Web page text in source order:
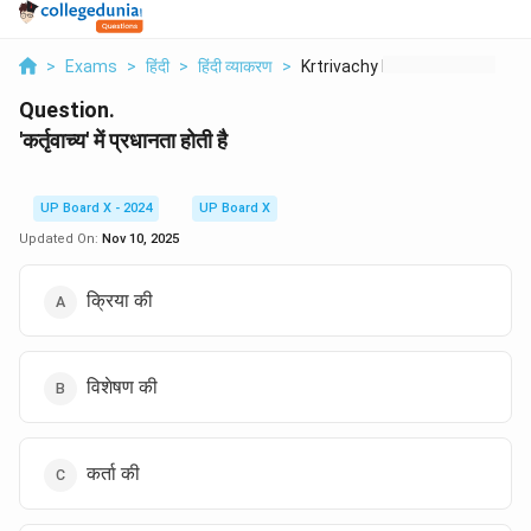
> Exams > हिंदी > हिंदी व्याकरण > Krtrivachy Men Prdha...
Question.
'कर्तृवाच्य' में प्रधानता होती है
UP Board X - 2024
UP Board X
Updated On: Nov 10, 2025
क्रिया की
विशेषण की
कर्ता की